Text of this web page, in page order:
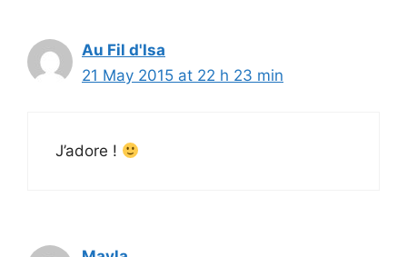
Au Fil d'Isa
21 May 2015 at 22 h 23 min
J’adore !